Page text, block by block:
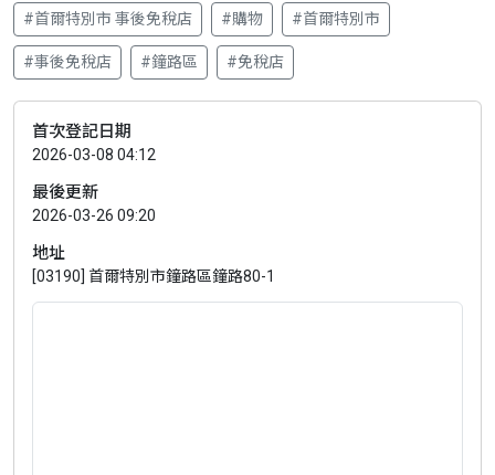
#首爾特別市 事後免稅店 #購物 #首爾特別市
#事後免稅店 #鐘路區 #免稅店
首次登記日期
2026-03-08 04:12
最後更新
2026-03-26 09:20
地址
[03190] 首爾特別市鐘路區鐘路80-1